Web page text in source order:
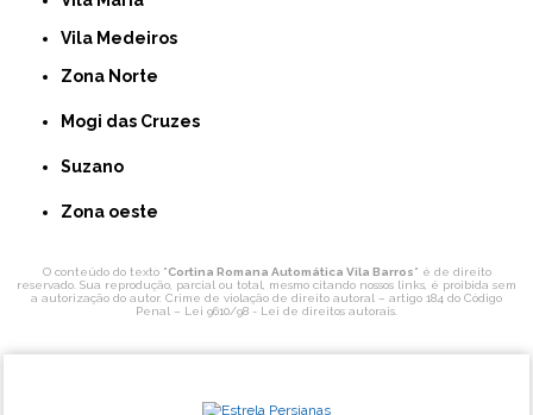
Vila Medeiros
Zona Norte
Mogi das Cruzes
Suzano
Zona oeste
O conteúdo do texto "Cortina Romana Automática Vila Barros" é de direito
reservado. Sua reprodução, parcial ou total, mesmo citando nossos links, é proibida sem
a autorização do autor. Crime de violação de direito autoral – artigo 184 do Código
Penal – Lei 9610/98 - Lei de direitos autorais